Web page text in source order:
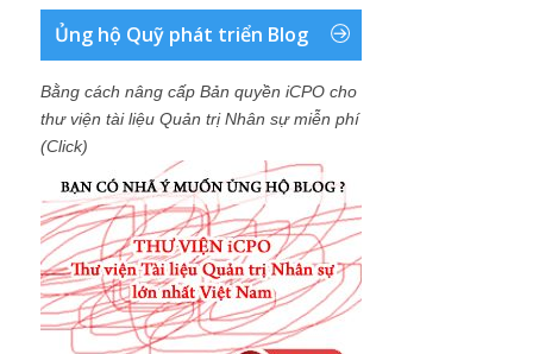
Ủng hộ Quỹ phát triển Blog
Bằng cách nâng cấp Bản quyền iCPO cho
thư viện tài liệu Quản trị Nhân sự miễn phí
(Click)